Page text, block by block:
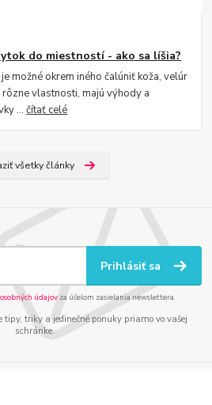
do miestností - ako sa líšia?
možné okrem iného čalúniť koža, velúr
vlastnosti, majú výhody a
...čítať celé
všetky články
Prihlásiť sa
údajov za účelom zasielania newslettera.
tipy, triky a jedinečné ponuky priamo vo vašej
schránke.